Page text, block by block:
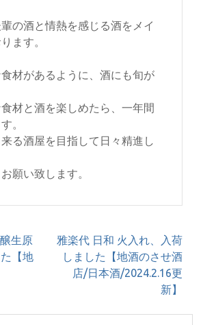
の酒と情熱を感じる酒をメイ
ます。
材があるように、酒にも旬が
材と酒を楽しめたら、一年間
。
る酒屋を目指して日々精進し
願い致します。
生原
【地
雅楽代 日和 火入れ、入荷
しました【地酒のさせ酒
店/日本酒/2024.2.16更
新】